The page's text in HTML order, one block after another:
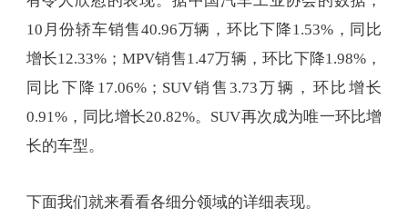
10月份轿车销售40.96万辆，环比下降1.53%，同比
增长12.33%；MPV销售1.47万辆，环比下降1.98%，
同比下降17.06%；SUV销售3.73万辆，环比增长
0.91%，同比增长20.82%。SUV再次成为唯一环比增
长的车型。
下面我们就来看看各细分领域的详细表现。